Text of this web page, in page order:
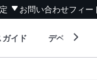
お問い合わせフィー
イド デベロッパ